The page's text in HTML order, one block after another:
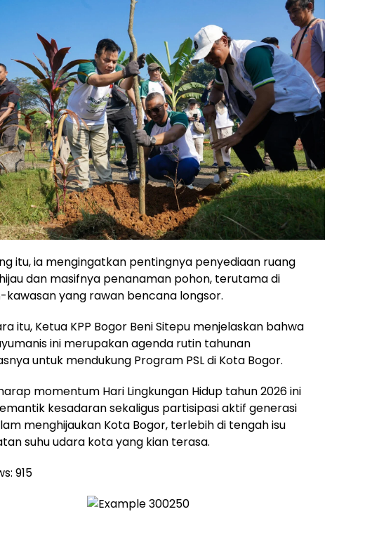
itu, ia mengingatkan pentingnya penyediaan ruang
dan masifnya penanaman pohon, terutama di
kawasan yang rawan bencana longsor.
itu, Ketua KPP Bogor Beni Sitepu menjelaskan bahwa
ini merupakan agenda rutin tahunan
untuk mendukung Program PSL di Kota Bogor.
momentum Hari Lingkungan Hidup tahun 2026 ini
kesadaran sekaligus partisipasi aktif generasi
menghijaukan Kota Bogor, terlebih di tengah isu
suhu udara kota yang kian terasa.
915